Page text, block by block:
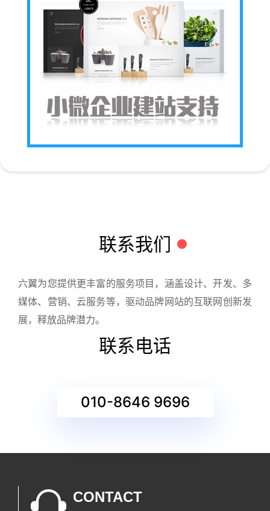
联系我们
六翼为您提供更丰富的服务项目，涵盖设计、开发、多
媒体、营销、云服务等，驱动品牌网站的互联网创新发
展，释放品牌潜力。
联系电话
010-8646 9696
CONTACT